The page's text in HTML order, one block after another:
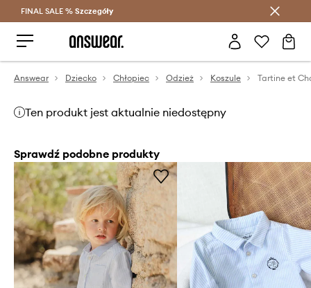
Oszczędzaj z Answear Club >
FINAL SALE % Szczegóły
Answear Dziecko Chłopiec Odzież Koszule
Ten produkt jest aktualnie niedostępny
Sprawdź podobne produkty